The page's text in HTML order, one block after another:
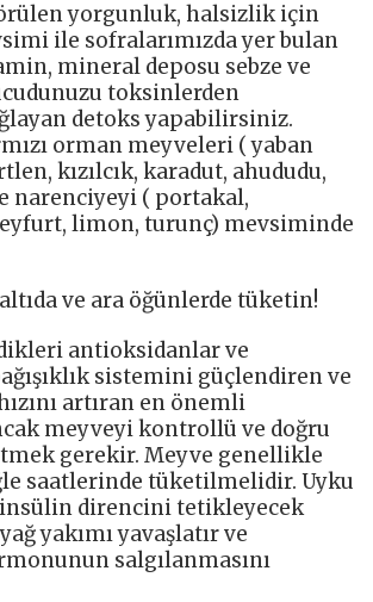
yorgunluk, halsizlik için
ile sofralarımızda yer bulan
mineral deposu sebze ve
toksinlerden
detoks yapabilirsiniz.
orman meyveleri ( yaban
kızılcık, karadut, ahududu,
narenciyeyi ( portakal,
limon, turunç) mevsiminde
ve ara öğünlerde tüketin!
antioksidanlar ve
sistemini güçlendiren ve
artıran en önemli
meyveyi kontrollü ve doğru
gerekir. Meyve genellikle
saatlerinde tüketilmelidir. Uyku
insülin direncini tetikleyecek
yakımı yavaşlatır ve
salgılanmasını